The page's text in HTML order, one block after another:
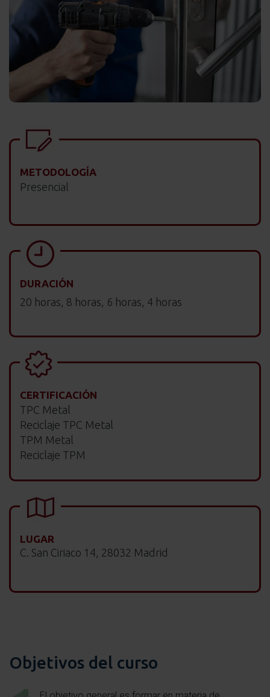
METODOLOGÍA
Presencial
DURACIÓN
20 horas, 8 horas, 6 horas, 4 horas
CERTIFICACIÓN
TPC Metal
Reciclaje TPC Metal
TPM Metal
Reciclaje TPM
LUGAR
C. San Ciriaco 14, 28032 Madrid
Objetivos del curso